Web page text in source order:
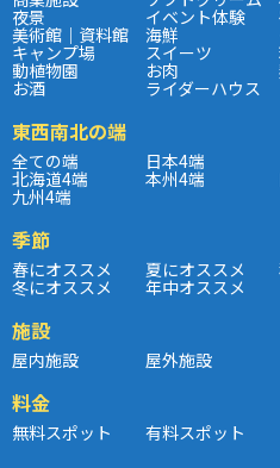
夜景 イベント体験
美術館｜資料館 海鮮
キャンプ場 スイーツ
動植物園 お肉
お酒 ライダーハウス
東西南北の端
全ての端 日本4端
北海道4端 本州4端
九州4端
季節
春にオススメ 夏にオススメ
冬にオススメ 年中オススメ
施設
屋内施設 屋外施設
料金
無料スポット 有料スポット